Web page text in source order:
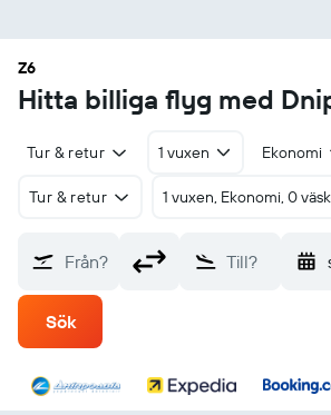
Z6
Hitta billiga flyg med
Tur & retur 1 vuxen Ekonomi
Tur & retur 1 vuxen, Ekonomi, 0
Från? Till?
Sök